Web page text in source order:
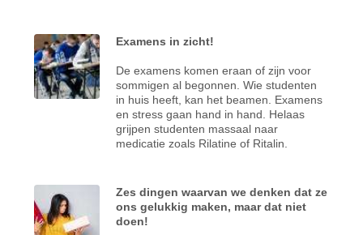
Examens in zicht!
De examens komen eraan of zijn voor
sommigen al begonnen. Wie studenten
in huis heeft, kan het beamen. Examens
en stress gaan hand in hand. Helaas
grijpen studenten massaal naar
medicatie zoals Rilatine of Ritalin.
Zes dingen waarvan we denken dat ze
ons gelukkig maken, maar dat niet
doen!